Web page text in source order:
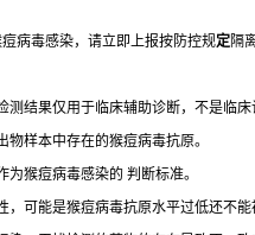
病毒感染，请立即上报按防控规定隔
结果仅用于临床辅助诊断，不是临
样本中存在的猴痘病毒抗原。
猴痘病毒感染的 判断标准。
可能是猴痘病毒抗原水平过低还不